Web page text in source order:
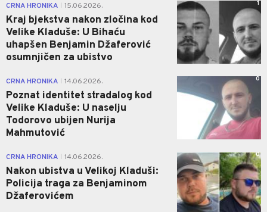
CRNA HRONIKA 15.06.2026.
Kraj bjekstva nakon zločina kod
Velike Kladuše: U Bihaću
uhapšen Benjamin Džaferović
osumnjičen za ubistvo
1
CRNA HRONIKA 14.06.2026.
Poznat identitet stradalog kod
Velike Kladuše: U naselju
Todorovo ubijen Nurija
Mahmutović
0
CRNA HRONIKA 14.06.2026.
Nakon ubistva u Velikoj Kladuši:
Policija traga za Benjaminom
Džaferovićem
0